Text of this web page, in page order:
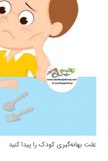
علت بهانه‌گیری کودک را پیدا کنید